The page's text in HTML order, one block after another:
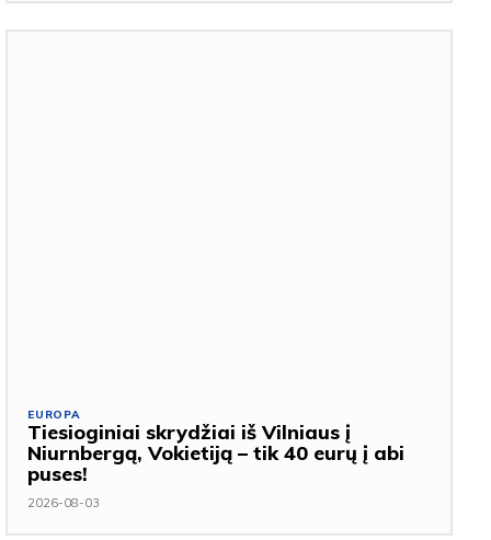
EUROPA
Tiesioginiai skrydžiai iš Vilniaus į
Niurnbergą, Vokietiją – tik 40 eurų į abi
puses!
2026-08-03